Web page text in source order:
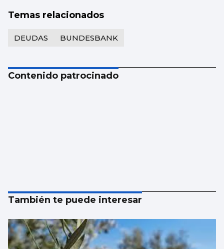
Temas relacionados
DEUDAS BUNDESBANK
Contenido patrocinado
También te puede interesar